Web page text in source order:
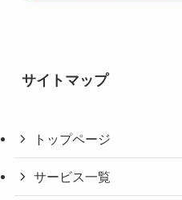
サイトマップ
トップページ
サービス一覧